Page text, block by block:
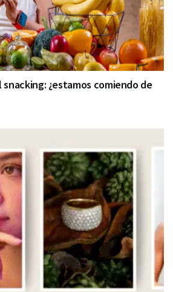
¿estamos comiendo de